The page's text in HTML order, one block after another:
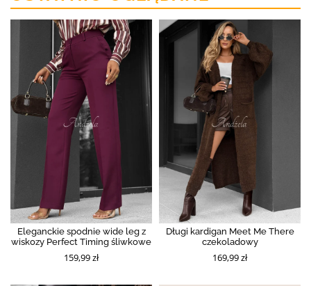
Eleganckie spodnie wide leg z
wiskozy Perfect Timing śliwkowe
159,99 zł
Długi kardigan Meet Me There
czekoladowy
169,99 zł